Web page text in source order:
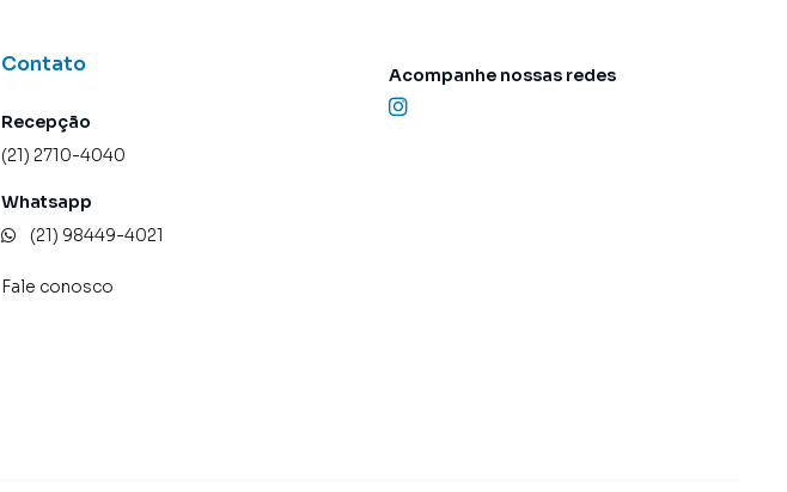
Contato
Recepção
(21) 2710-4040
Whatsapp
(21) 98449-4021
Fale conosco
Acompanhe nossas redes